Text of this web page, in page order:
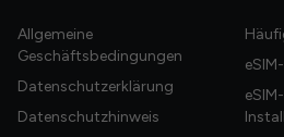
Allgemeine
Geschäftsbedingungen
Datenschutzerklärung
Datenschutzhinweis
eSIM-